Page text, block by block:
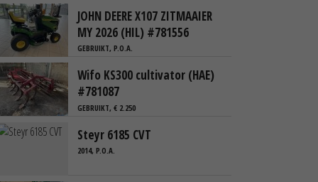
JOHN DEERE X107 ZITMAAIER
MY 2026 (HIL) #781556
GEBRUIKT, P.O.A.
Wifo KS300 cultivator (HAE)
#781087
GEBRUIKT, € 2.250
Steyr 6185 CVT
2014, P.O.A.